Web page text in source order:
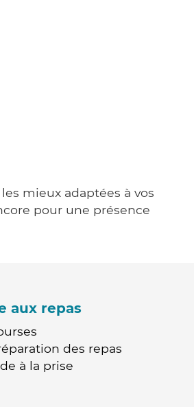
mieux adaptées à vos
pour une présence
aux repas
des repas
à la prise